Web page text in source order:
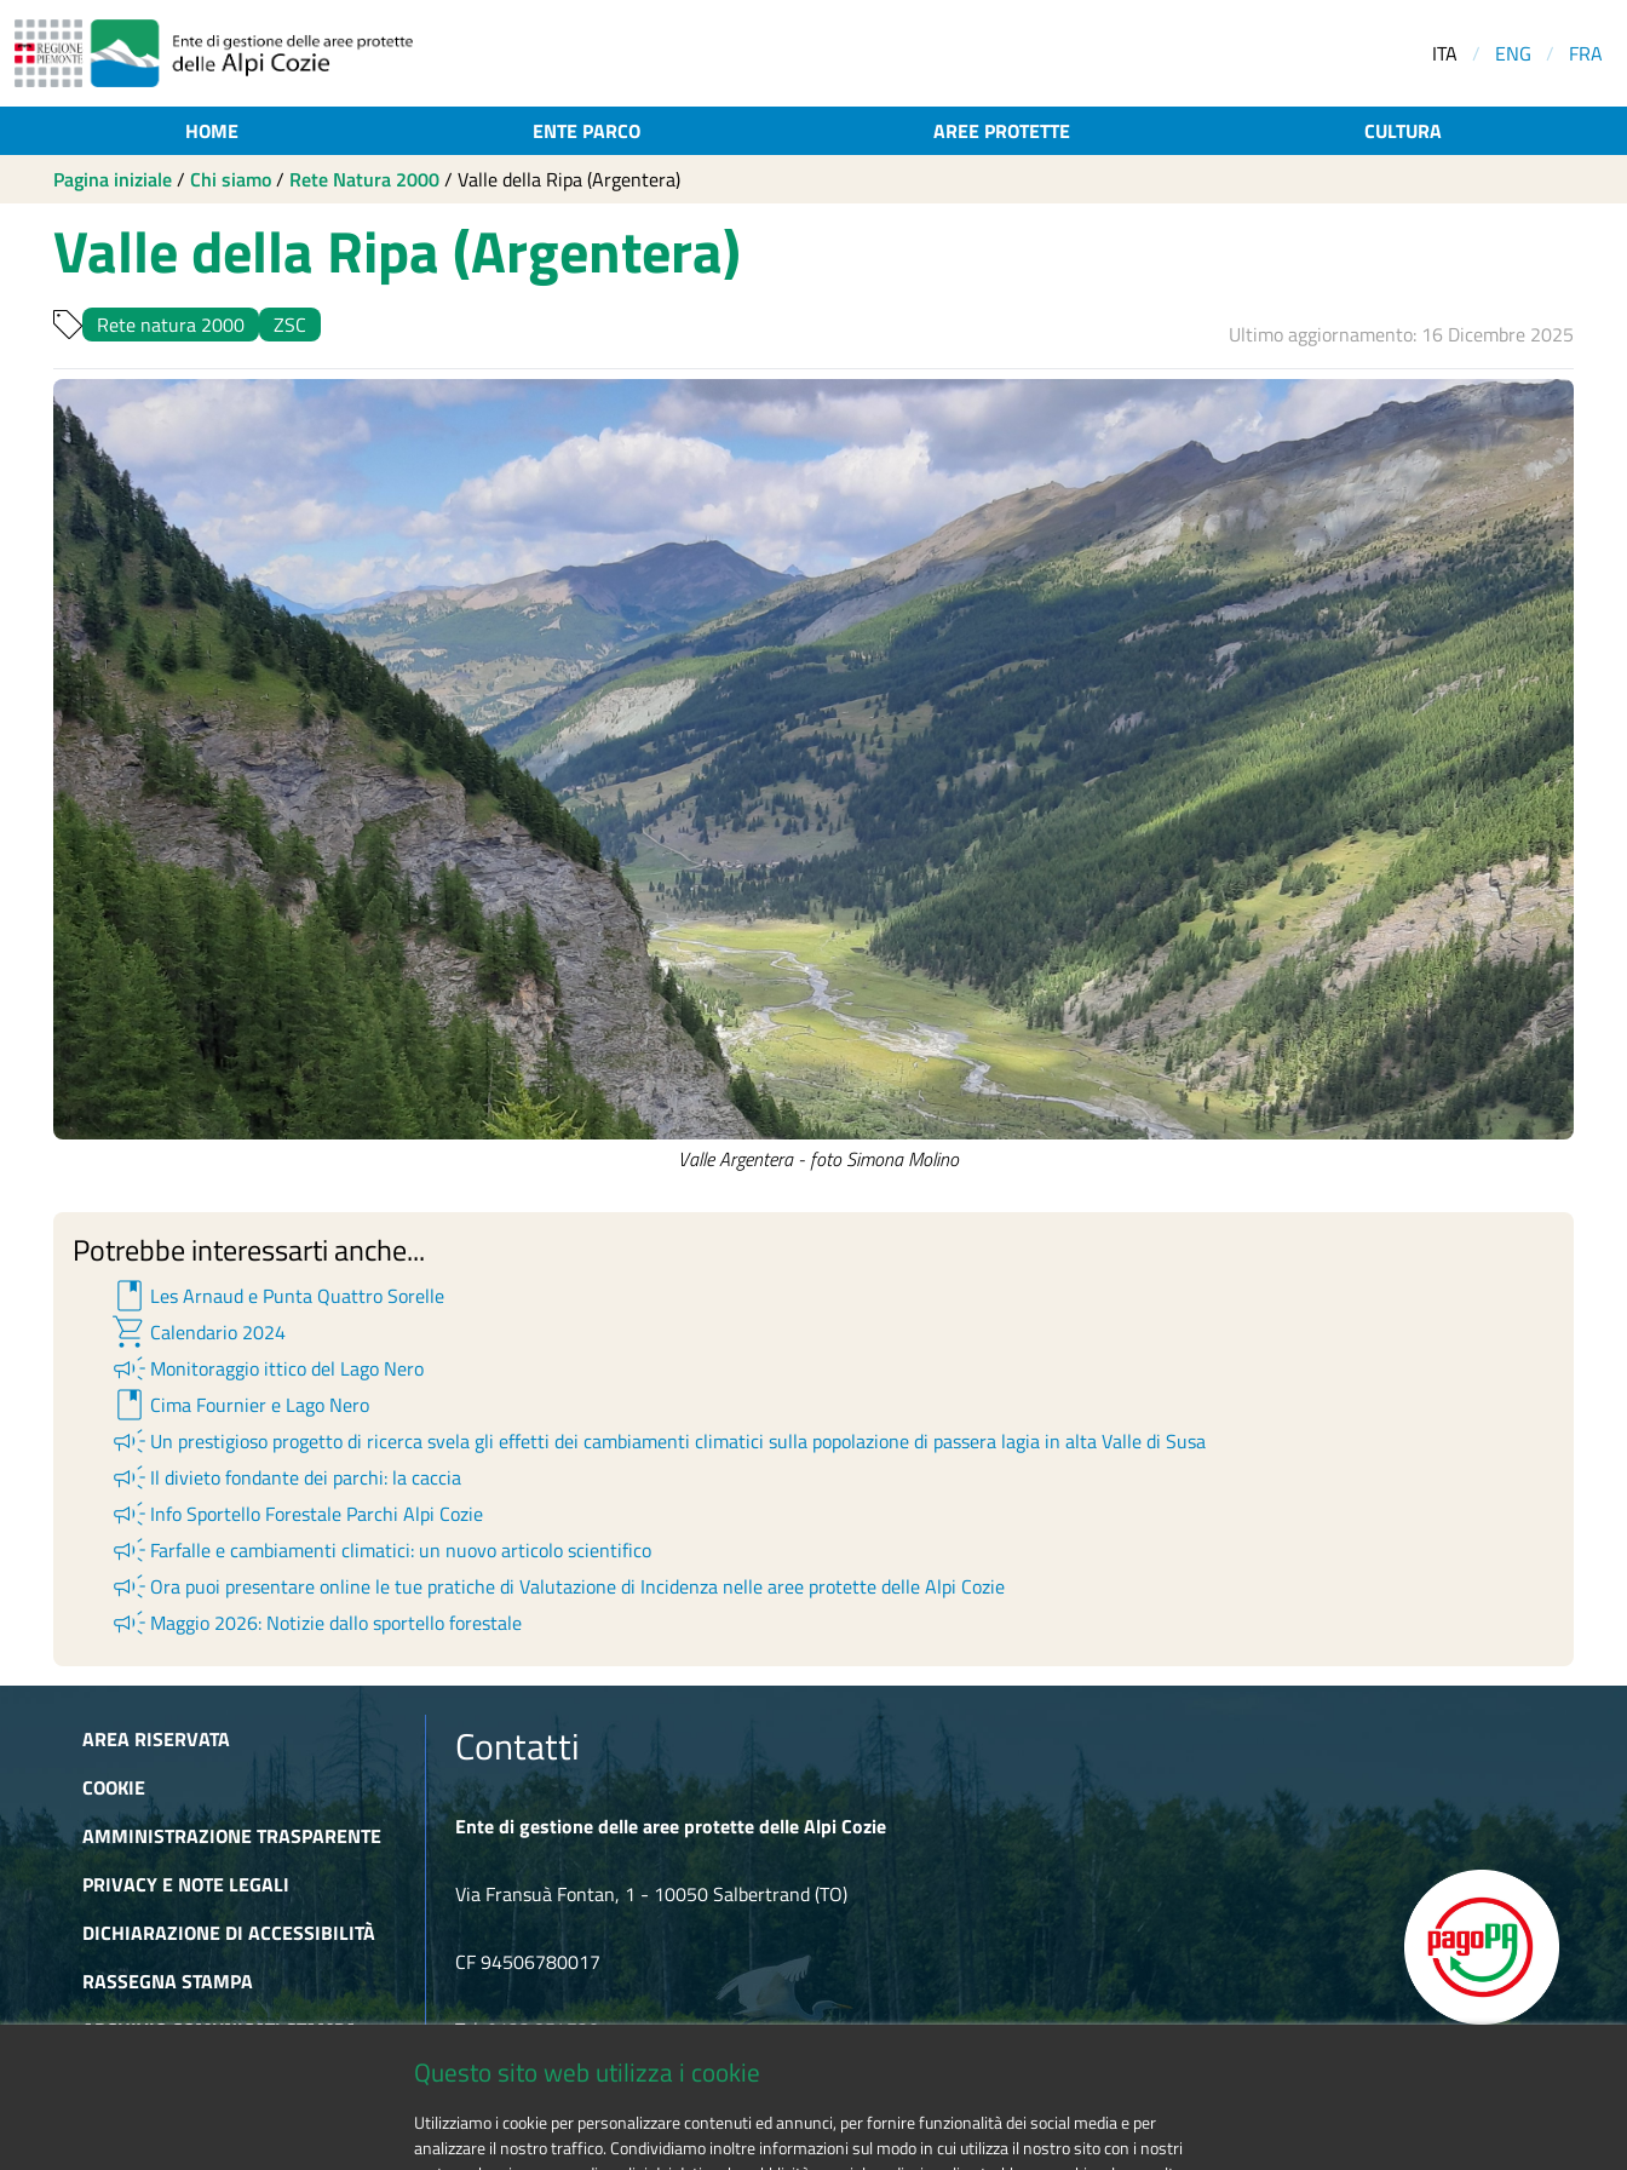
ITA / ENG / FRA
HOME ENTE PARCO AREE PROTETTE
CULTURA
Pagina iniziale/ Chi siamo/ Rete Natura 2000/ Valle della Ripa (Argentera)
Valle della Ripa (Argentera)
Rete natura 2000 ZSC Ultimo aggiornamento: 16 Dicembre 2025
Valle Argentera - foto Simona Molino
Potrebbe interessarti anche...
book Les Arnaud e Punta Quattro Sorelle
shopping_cart Calendario 2024
campaign Monitoraggio ittico del Lago Nero
book Cima Fournier e Lago Nero
campaign Un prestigioso progetto di ricerca svela gli effetti dei cambiamenti climatici sulla popolazione di passera lagia in alta Valle di Susa
campaign Il divieto fondante dei parchi: la caccia
campaign Info Sportello Forestale Parchi Alpi Cozie
campaign Farfalle e cambiamenti climatici: un nuovo articolo scientifico
campaign Ora puoi presentare online le tue pratiche di Valutazione di Incidenza nelle aree protette delle Alpi Cozie
campaign Maggio 2026: Notizie dallo sportello forestale
AREA RISERVATA
COOKIE
AMMINISTRAZIONE TRASPARENTE
PRIVACY E NOTE LEGALI
DICHIARAZIONE DI ACCESSIBILITÀ
RASSEGNA STAMPA
ARCHIVIO COMUNICATI STAMPA
Contatti
Ente di gestione delle aree protette delle Alpi Cozie
Via Fransuà Fontan, 1 - 10050 Salbertrand (TO)
CF 94506780017
Tel. 0122.854720
Questo sito web utilizza i cookie
Utilizziamo i cookie per personalizzare contenuti ed annunci, per fornire funzionalità dei social media e per
analizzare il nostro traffico. Condividiamo inoltre informazioni sul modo in cui utilizza il nostro sito con i nostri